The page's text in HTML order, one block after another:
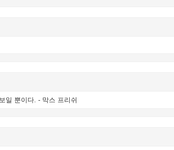
일 뿐이다. - 막스 프리쉬